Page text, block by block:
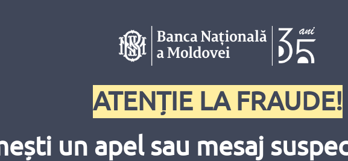
ATENȚIE LA FRAUDE!
un apel sau mesaj
executării contractelor de
Naţionale a Moldovei